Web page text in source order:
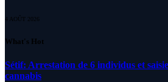
4 AOÛT 2026
What's Hot
Sétif: Arrestation de 6 individus et
cannabis